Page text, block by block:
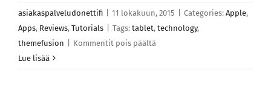
asiakaspalveludonettifi 11 lokakuun, 2015 Categories: Apple,
Apps, Reviews, Tutorials Tags: tablet, technology,
themefusion
Kommentit pois päältä
Lue lisää